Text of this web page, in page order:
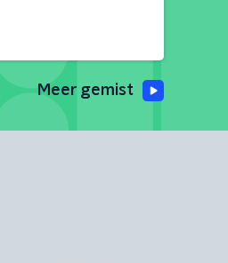
Meer gemist